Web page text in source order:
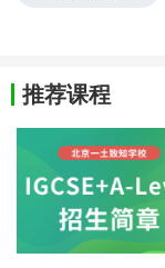
DSE
国内高中
推荐课程